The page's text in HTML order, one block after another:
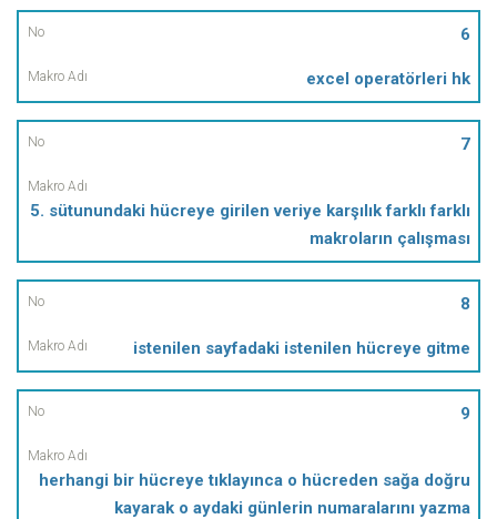
6
excel operatörleri hk
7
5. sütunundaki hücreye girilen veriye karşılık farklı farklı
makroların çalışması
8
istenilen sayfadaki istenilen hücreye gitme
9
herhangi bir hücreye tıklayınca o hücreden sağa doğru
kayarak o aydaki günlerin numaralarını yazma